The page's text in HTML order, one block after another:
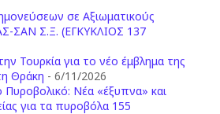
σε Αξιωματικούς
ΣΑΝ Σ.Ξ. (ΕΓΚΥΚΛΙΟΣ 137
Τουρκία για το νέο έμβλημα της
Θράκη - 6/11/2026
Νέα «έξυπνα» και
για τα πυροβόλα 155